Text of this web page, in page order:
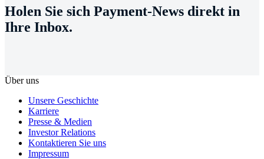
Holen Sie sich Payment-News direkt in
Ihre Inbox.
Über uns
Unsere Geschichte
Karriere
Presse & Medien
Investor Relations
Kontaktieren Sie uns
Impressum